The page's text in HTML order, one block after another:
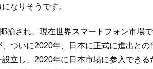
なりそうです。
揄され、現在世界スマートフォン市場
ついに2020年、日本に正式に進出と
立し、2020年に日本市場に参入でき